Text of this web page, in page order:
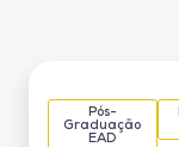
Pós-
Graduação
EAD